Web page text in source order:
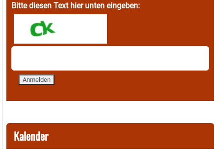
Bitte diesen Text hier unten eingeben:
Kalender